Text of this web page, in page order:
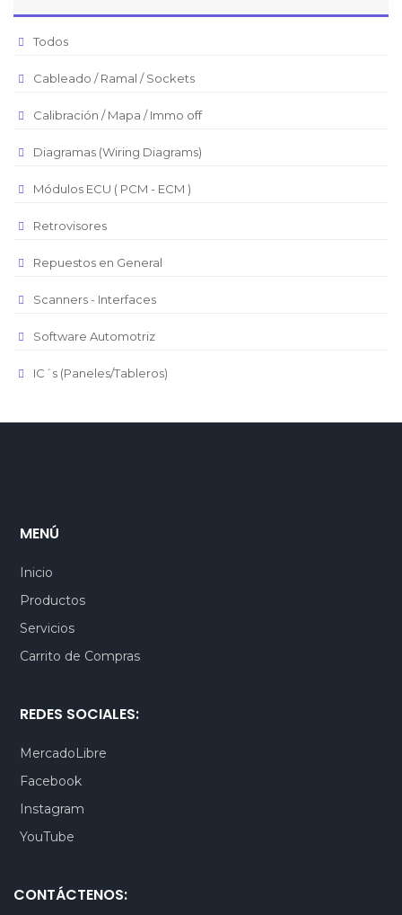
Euro
Real Brasilero
Todos
Cableado / Ramal / Sockets
Calibración / Mapa / Immo off
Diagramas (Wiring Diagrams)
Módulos ECU ( PCM - ECM )
Retrovisores
Repuestos en General
Scanners - Interfaces
Software Automotriz
IC´s (Paneles/Tableros)
MENÚ
Inicio
Productos
Servicios
Carrito de Compras
REDES SOCIALES:
MercadoLibre
Facebook
Instagram
YouTube
CONTÁCTENOS: